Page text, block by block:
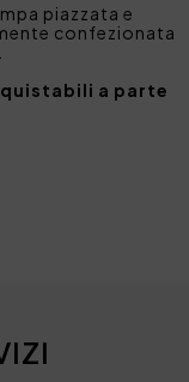
piazzata e
confezionata
a parte